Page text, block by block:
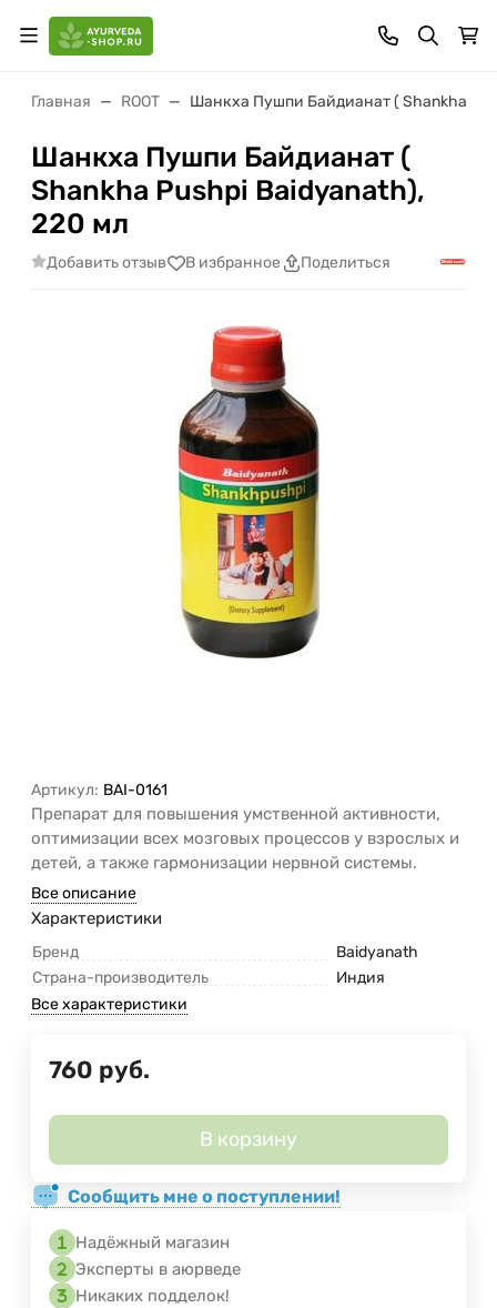
Главная ROOT Шанкха Пушпи Байдианат ( Shankha
Шанкха Пушпи Байдианат (
Shankha Pushpi Baidyanath),
220 мл
Добавить отзыв В избранное Поделиться
Артикул: BAI-0161
Препарат для повышения умственной активности,
оптимизации всех мозговых процессов у взрослых и
детей, а также гармонизации нервной системы.
Все описание
Характеристики
Бренд
Baidyanath
Страна-производитель
Индия
Все характеристики
760 руб.
В корзину
Сообщить мне о поступлении!
Надёжный магазин
Эксперты в аюрведе
Никаких подделок!